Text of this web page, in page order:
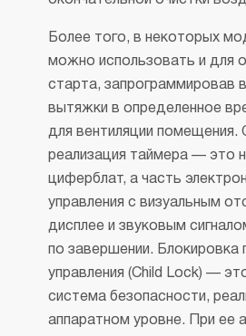
Более того, в некоторых
можно использовать и для
старта, запрограммировав
вытяжки в определенное
для вентиляции помещения.
реализация таймера — это
циферблат, а часть
управления с визуальным
дисплее и звуковым
по завершении. Блокировка
управления (Child Lock) —
система безопасности,
аппаратном уровне. При ее